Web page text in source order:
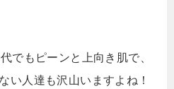
でもピーンと上向き肌で、
い人達も沢山いますよね！